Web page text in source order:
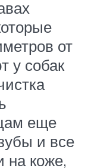
от
у собак
еще
и все
на коже,